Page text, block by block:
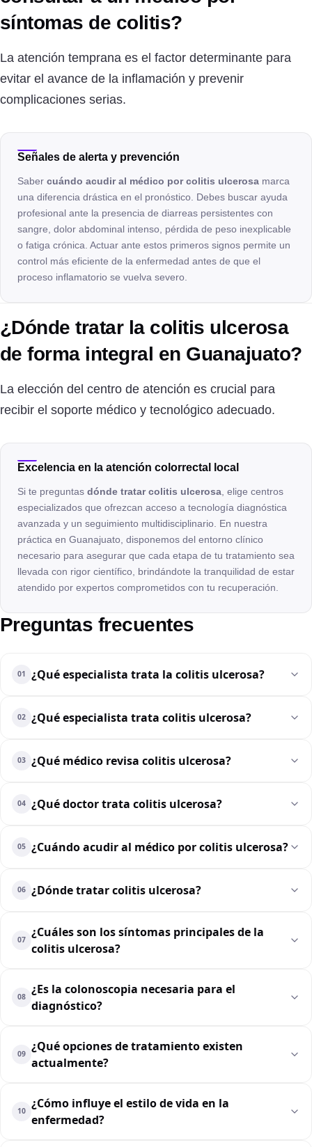
síntomas de colitis?
La atención temprana es el factor determinante para
evitar el avance de la inflamación y prevenir
complicaciones serias.
Señales de alerta y prevención
Saber cuándo acudir al médico por colitis ulcerosa marca
una diferencia drástica en el pronóstico. Debes buscar ayuda
profesional ante la presencia de diarreas persistentes con
sangre, dolor abdominal intenso, pérdida de peso inexplicable
o fatiga crónica. Actuar ante estos primeros signos permite un
control más eficiente de la enfermedad antes de que el
proceso inflamatorio se vuelva severo.
¿Dónde tratar la colitis ulcerosa
de forma integral en Guanajuato?
La elección del centro de atención es crucial para
recibir el soporte médico y tecnológico adecuado.
Excelencia en la atención colorrectal local
Si te preguntas dónde tratar colitis ulcerosa , elige centros
especializados que ofrezcan acceso a tecnología diagnóstica
avanzada y un seguimiento multidisciplinario. En nuestra
práctica en Guanajuato, disponemos del entorno clínico
necesario para asegurar que cada etapa de tu tratamiento sea
llevada con rigor científico, brindándote la tranquilidad de estar
atendido por expertos comprometidos con tu recuperación.
Preguntas frecuentes
01 ¿Qué especialista trata la colitis ulcerosa?
02 ¿Qué especialista trata colitis ulcerosa?
03 ¿Qué médico revisa colitis ulcerosa?
04 ¿Qué doctor trata colitis ulcerosa?
05 ¿Cuándo acudir al médico por colitis ulcerosa?
06 ¿Dónde tratar colitis ulcerosa?
07
¿Cuáles son los síntomas principales de la
colitis ulcerosa?
08
¿Es la colonoscopia necesaria para el
diagnóstico?
09
¿Qué opciones de tratamiento existen
actualmente?
10
¿Cómo influye el estilo de vida en la
enfermedad?